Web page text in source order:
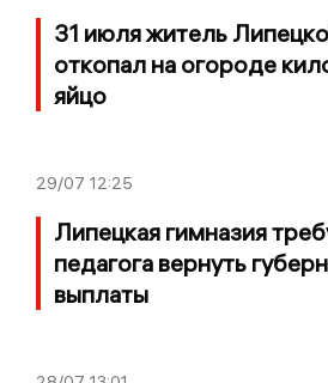
31 июля житель
откопал на огороде
яйцо
29/07 12:25
Липецкая гимназия
педагога вернуть
выплаты